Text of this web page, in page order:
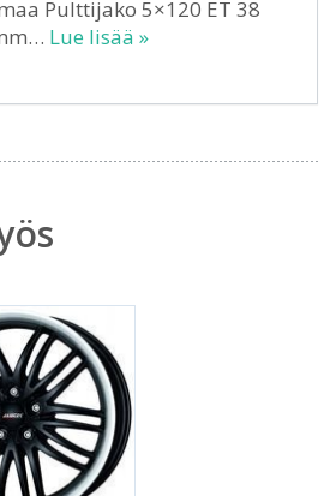
Pulttijako 5×120 ET 38
Lue lisää »